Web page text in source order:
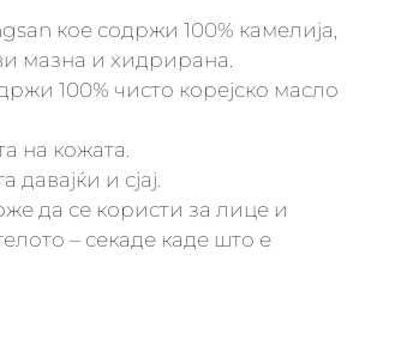
кое содржи 100% камелија,
мазна и хидрирана.
100% чисто корејско масло
на кожата.
и сјај.
да се користи за лице и
– секаде каде што е